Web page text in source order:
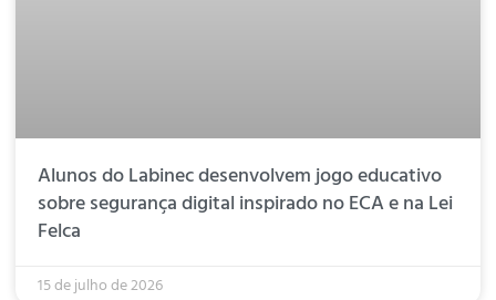
Alunos do Labinec desenvolvem jogo educativo
sobre segurança digital inspirado no ECA e na Lei
Felca
15 de julho de 2026